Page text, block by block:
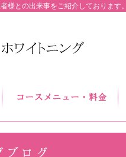
様との出来事をご紹介しております。